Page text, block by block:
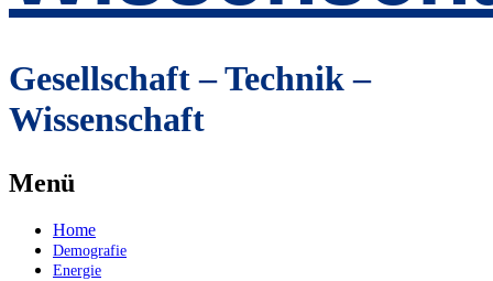
Gesellschaft – Technik –
Wissenschaft
Menü
Zum
Inhalt
springen
Home
Demografie
Energie